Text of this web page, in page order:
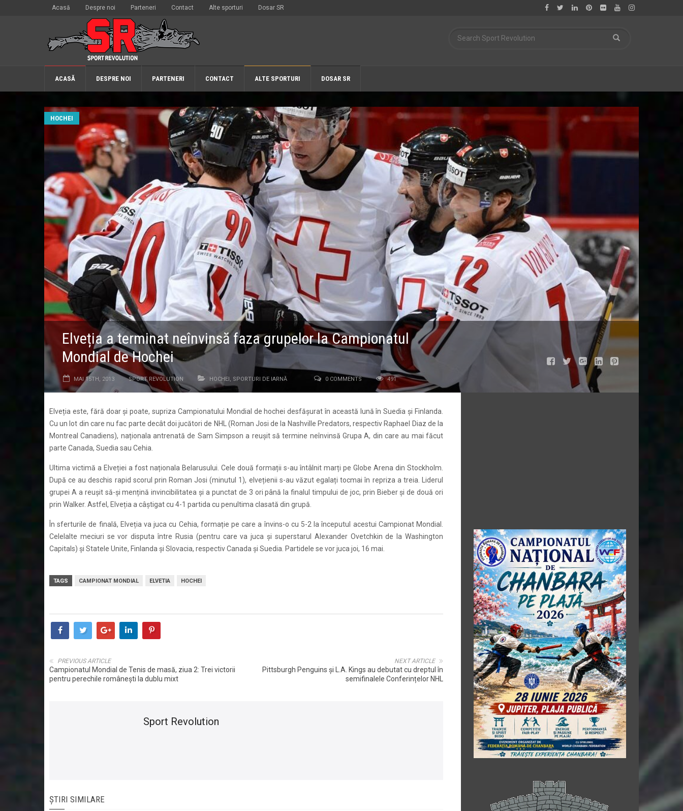
Acasă Despre noi Parteneri Contact Alte sporturi Dosar SR
ACASĂ DESPRE NOI PARTENERI CONTACT ALTE SPORTURI DOSAR SR
HOCHEI
Elveția a terminat neînvinsă faza grupelor la Campionatul
Mondial de Hochei
MAI 15TH, 2013 SPORT REVOLUTION HOCHEI SPORTURI DE IARNĂ 0 COMMENTS 491
Elveția este, fără doar și poate, supriza Campionatului Mondial de hochei desfășurat în această lună în Suedia și Finlanda.
Cu un lot din care nu fac parte decât doi jucători de NHL (Roman Josi de la Nashville Predators, respectiv Raphael Diaz de la
Montreal Canadiens), naționala antrenată de Sam Simpson a reușit să termine neînvinsă Grupa A, din care au mai făcut
parte Canada, Suedia sau Cehia.
Ultima victimă a Elveției a fost naționala Belarusului. Cele două formații s-au întâlnit marți pe Globe Arena din Stockholm.
După ce au deschis rapid scorul prin Roman Josi (minutul 1), elvețienii s-au văzut egalați tocmai în repriza a treia. Liderul
grupei A a reușit să-și mențină invincibilitatea și a punctat de 3 ori până la finalul timpului de joc, prin Bieber și de două ori
prin Walker. Astfel, Elveția a câștigat cu 4-1 partida cu penultima clasată din grupă.
În sferturile de finală, Elveția va juca cu Cehia, formație pe care a învins-o cu 5-2 la începutul acestui Campionat Mondial.
Celelalte meciuri se vor disputa între Rusia (pentru care va juca și superstarul Alexander Ovetchkin de la Washington
Capitals) și Statele Unite, Finlanda și Slovacia, respectiv Canada și Suedia. Partidele se vor juca joi, 16 mai.
TAGS CAMPIONAT MONDIAL ELVETIA HOCHEI
NEXT ARTICLE
Pittsburgh Penguins și L.A. Kings au debutat cu dreptul în
semifinalele Conferințelor NHL
PREVIOUS ARTICLE
Campionatul Mondial de Tenis de masă, ziua 2: Trei victorii
pentru perechile românești la dublu mixt
Sport Revolution
ȘTIRI SIMILARE